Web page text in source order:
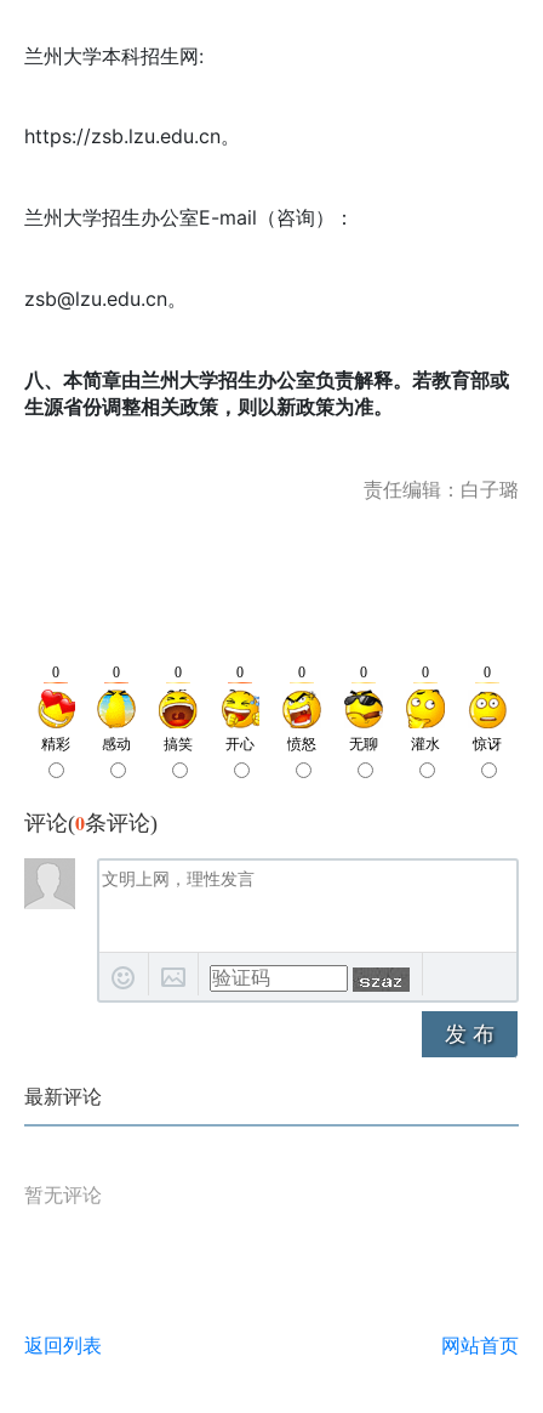
兰州大学本科招生网:
https://zsb.lzu.edu.cn。
兰州大学招生办公室E-mail（咨询）：
zsb@lzu.edu.cn。
八、本简章由兰州大学招生办公室负责解释。若教育部或
生源省份调整相关政策，则以新政策为准。
责任编辑：白子璐
评论(0条评论)
发 布
最新评论
暂无评论
返回列表 网站首页